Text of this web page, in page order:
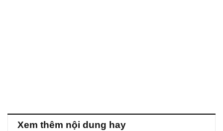
Xem thêm nội dung hay